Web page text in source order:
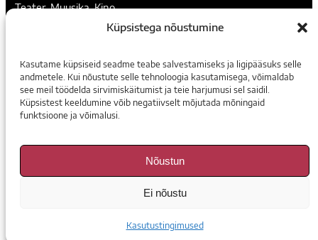
Küpsistega nõustumine
Kasutame küpsiseid seadme teabe salvestamiseks ja ligipääsuks selle
andmetele. Kui nõustute selle tehnoloogia kasutamisega, võimaldab
see meil töödelda sirvimiskäitumist ja teie harjumusi sel saidil.
Küpsistest keeldumine võib negatiivselt mõjutada mõningaid
funktsioone ja võimalusi.
Nõustun
Ei nõustu
Kasutustingimused
Teater. Muusika. Kino
Voorimehe 9, 10146, Tallinn
InstagramFacebook